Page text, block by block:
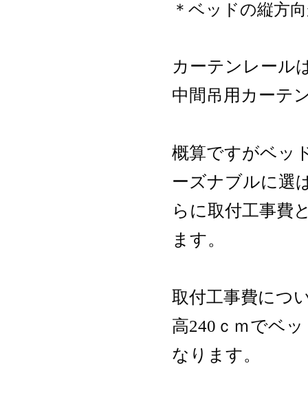
＊ベッドの縦方
カーテンレール
中間吊用カー
概算ですがベッ
ーズナブルに選
らに取付工事費
ます。
取付工事費につ
高240ｃｍでベ
なります。